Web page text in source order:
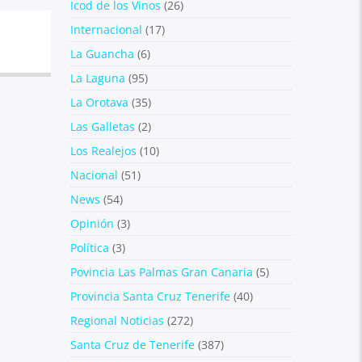
Icod de los Vinos (26)
Internacional (17)
La Guancha (6)
La Laguna (95)
La Orotava (35)
Las Galletas (2)
Los Realejos (10)
Nacional (51)
News (54)
Opinión (3)
Política (3)
Povincia Las Palmas Gran Canaria (5)
Provincia Santa Cruz Tenerife(40)
Regional Noticias (272)
Santa Cruz de Tenerife(387)